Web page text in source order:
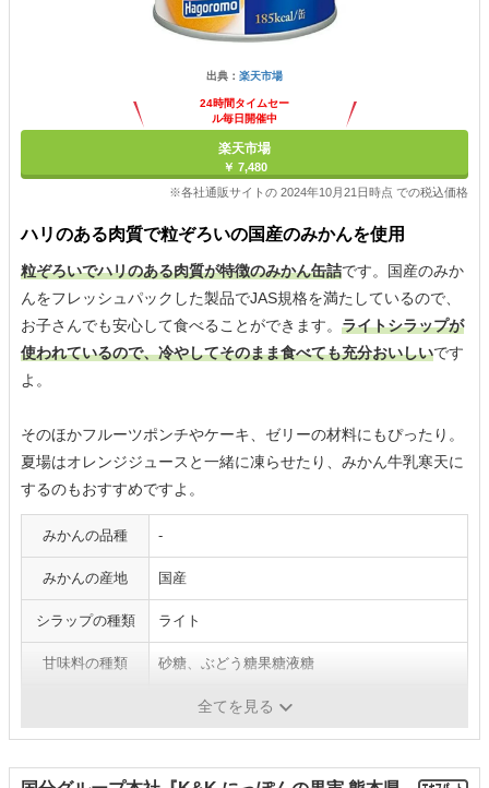
出典： 楽天市場
24時間タイムセー
ル毎日開催中
楽天市場
￥ 7,480
※各社通販サイトの 2024年10月21日時点 での税込価格
ハリのある肉質で粒ぞろいの国産のみかんを使用
粒ぞろいでハリのある肉質が特徴のみかん缶詰です。国産のみか
んをフレッシュパックした製品でJAS規格を満たしているので、
お子さんでも安心して食べることができます。 ライトシラップが
使われているので、冷やしてそのまま食べても充分おいしいです
よ。
そのほかフルーツポンチやケーキ、ゼリーの材料にもぴったり。
夏場はオレンジジュースと一緒に凍らせたり、みかん牛乳寒天に
するのもおすすめですよ。
みかんの品種 -
みかんの産地 国産
シラップの種類 ライト
甘味料の種類 砂糖、ぶどう糖果糖液糖
全てを見る